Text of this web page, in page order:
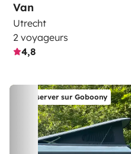
Van
Utrecht
2 voyageurs
4,8
Réserver sur Goboony